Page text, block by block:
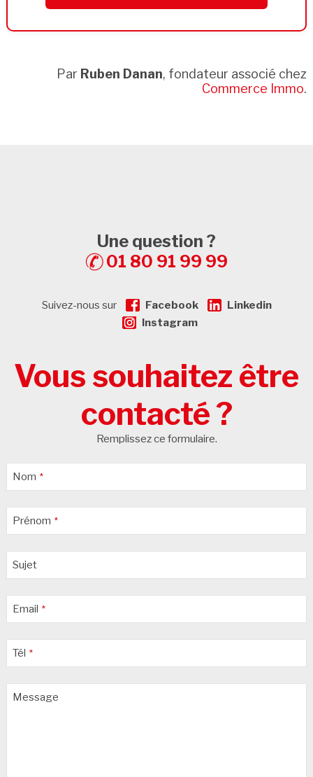
Par Ruben Danan, fondateur associé chez
Commerce Immo.
Une question ?
01 80 91 99 99
Suivez-nous sur Facebook
Linkedin
Instagram
Vous souhaitez être
contacté ?
Remplissez ce formulaire.
Nom *
Prénom *
Sujet
Email *
Tél *
Message